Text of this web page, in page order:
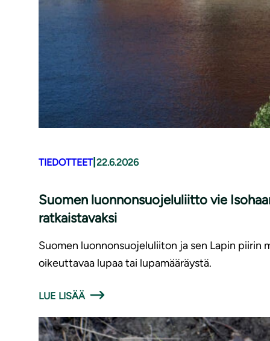
TIEDOTTEET| 22.6.2026
Suomen luonnonsuojeluliitto vie
ratkaistavaksi
Suomen luonnonsuojeluliiton ja sen Lapin piirin
oikeuttavaa lupaa tai lupamääräystä.
LUE LISÄÄ